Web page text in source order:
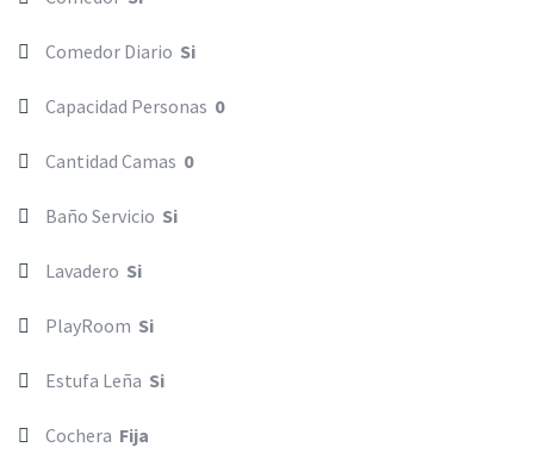
Comedor Diario Si
Capacidad Personas 0
Cantidad Camas 0
Baño Servicio Si
Lavadero Si
PlayRoom Si
Estufa Leña Si
Cochera Fija